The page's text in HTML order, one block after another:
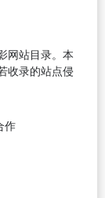
网站目录。本
收录的站点侵
作